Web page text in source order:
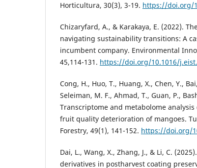
Horticultura, 30(3), 3-19. https://doi.org/
Chizaryfard, A., & Karakaya, E. (2022).
navigating sustainability transitions: A
incumbent company. Environmental
45,114-131. https://doi.org/10.1016/
Cong, H., Huo, T., Huang, X., Chen, Y.,
Seleiman, M. F., Ahmad, T., Guan, P.,
Transcriptome and metabolome
fruit quality deterioration of mangoes.
Forestry, 49(1), 141-152. https://doi.org/
Dai, L., Wang, X., Zhang, J., & Li, C.
derivatives in postharvest coating